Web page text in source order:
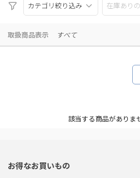
カテゴリ絞り込み 在庫あり
取扱商品表示 すべて
該当する商品がありま
お得なお買いもの